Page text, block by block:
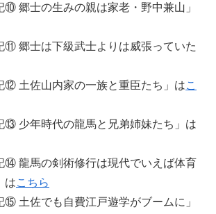
⑩ 郷士の生みの親は家老・野中兼山」
⑪ 郷士は下級武士よりは威張っていた
⑫ 土佐山内家の一族と重臣たち」はこ
⑬ 少年時代の龍馬と兄弟姉妹たち」は
⑭ 龍馬の剣術修行は現代でいえば体育
はこちら
⑮ 土佐でも自費江戸遊学がブームに」